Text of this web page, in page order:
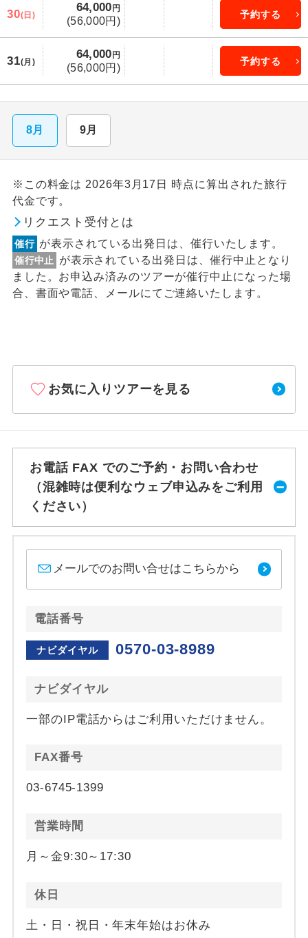
30(日)
64,000 円
(56,000円)
予約する
31(月)
64,000 円
(56,000円)
予約する
8月 9月
※この料金は 2026年3月17日 時点に算出された旅行
代金です。
リクエスト受付とは
催行 が表示されている出発日は、催行いたします。
催行中止
が表示されている出発日は、催行中止となり
ました。お申込み済みのツアーが催行中止になった場
合、書面や電話、メールにてご連絡いたします。
お気に入りツアーを見る
お電話 FAX でのご予約・お問い合わせ
（混雑時は便利なウェブ申込みをご利用
ください）
メールでのお問い合せはこちらから
電話番号
ナビダイヤル 0570-03-8989
ナビダイヤル
一部のIP電話からはご利用いただけません。
FAX番号
03-6745-1399
営業時間
月～金9:30～17:30
休日
土・日・祝日・年末年始はお休み